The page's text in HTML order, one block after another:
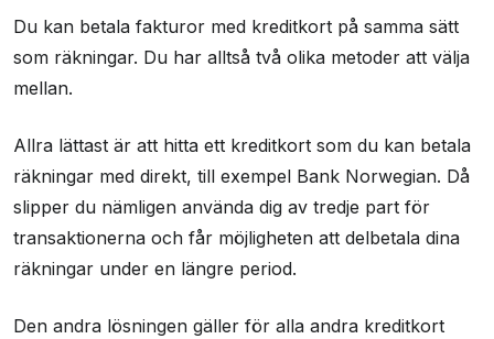
Du kan betala fakturor med kreditkort på samma sätt
som räkningar. Du har alltså två olika metoder att välja
mellan.
Allra lättast är att hitta ett kreditkort som du kan betala
räkningar med direkt, till exempel Bank Norwegian. Då
slipper du nämligen använda dig av tredje part för
transaktionerna och får möjligheten att delbetala dina
räkningar under en längre period.
Den andra lösningen gäller för alla andra kreditkort